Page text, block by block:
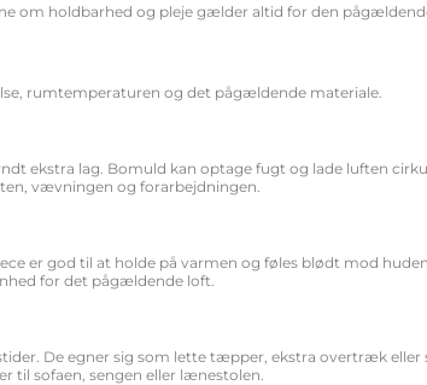
om holdbarhed og pleje gælder altid for den
rumtemperaturen og det pågældende materiale.
ekstra lag. Bomuld kan optage fugt og lade luften
vævningen og forarbejdningen.
er god til at holde på varmen og føles blødt mod huden.
for det pågældende loft.
De egner sig som lette tæpper, ekstra overtræk eller
til sofaen, sengen eller lænestolen.